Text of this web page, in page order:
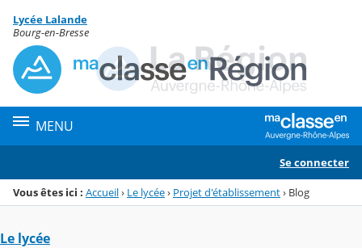
Menu de la rubrique
Contenu
Lycée Lalande
Bourg-en-Bresse
MENU
Se connecter
Vous êtes ici : Accueil› Le lycée› Projet d'établissement› Blog
Le lycée